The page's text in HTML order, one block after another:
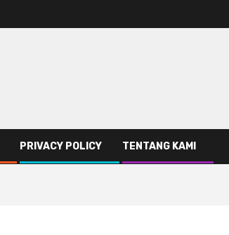
PRIVACY POLICY TENTANG KAMI